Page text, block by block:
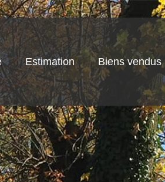
Estimation Biens vendus